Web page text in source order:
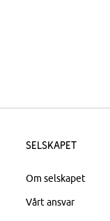
Selskapet
Om selskapet
Vårt ansvar